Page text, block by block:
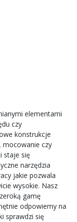
elementami
czy
konstrukcje
mocowanie czy
staje się
narzędzia
jakie pozwala
wysokie. Nasz
gamę
odpowiemy na
sprawdzi się